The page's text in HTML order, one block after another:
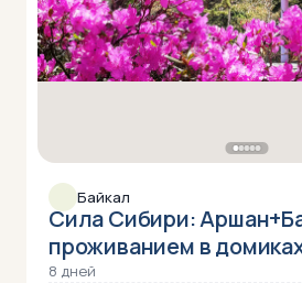
Байкал
Сила Сибири:
проживанием в
8 дней